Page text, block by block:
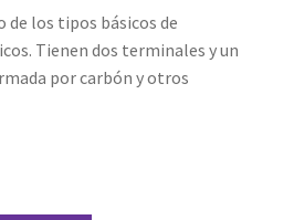
de los tipos básicos de
Tienen dos terminales y un
por carbón y otros